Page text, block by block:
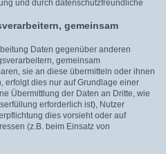
und durch datenschutzfreundliche
gemeinsam
Daten gegenüber anderen
gemeinsam
sie an diese übermitteln oder ihnen
erfolgt dies nur auf Grundlage einer
Übermittlung der Daten an Dritte, wie
erforderlich ist), Nutzer
dies vorsieht oder auf
(z.B. beim Einsatz von